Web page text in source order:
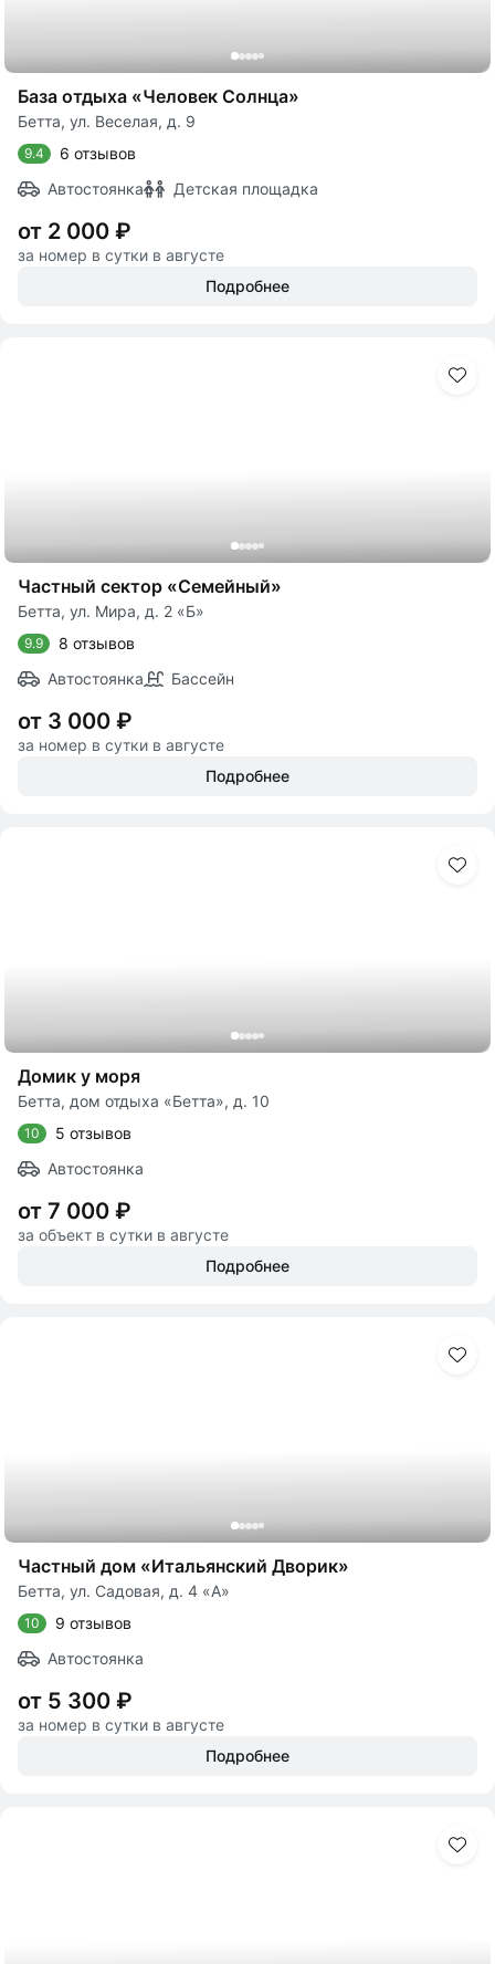
База отдыха «Человек Солнца»
Бетта, ул. Веселая, д. 9
9.4
6 отзывов
Автостоянка
Детская площадка
от 2 000 ₽
за номер в сутки в августе
Подробнее
Частный сектор «Семейный»
Бетта, ул. Мира, д. 2 «Б»
9.9
8 отзывов
Автостоянка
Бассейн
от 3 000 ₽
за номер в сутки в августе
Подробнее
Домик у моря
Бетта, дом отдыха «Бетта», д. 10
10
5 отзывов
Автостоянка
от 7 000 ₽
за объект в сутки в августе
Подробнее
Частный дом «Итальянский Дворик»
Бетта, ул. Садовая, д. 4 «А»
10
9 отзывов
Автостоянка
от 5 300 ₽
за номер в сутки в августе
Подробнее